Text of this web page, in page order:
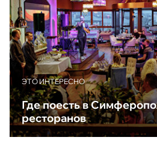
ЭТО ИНТЕРЕСНО
Где поесть в
ресторанов